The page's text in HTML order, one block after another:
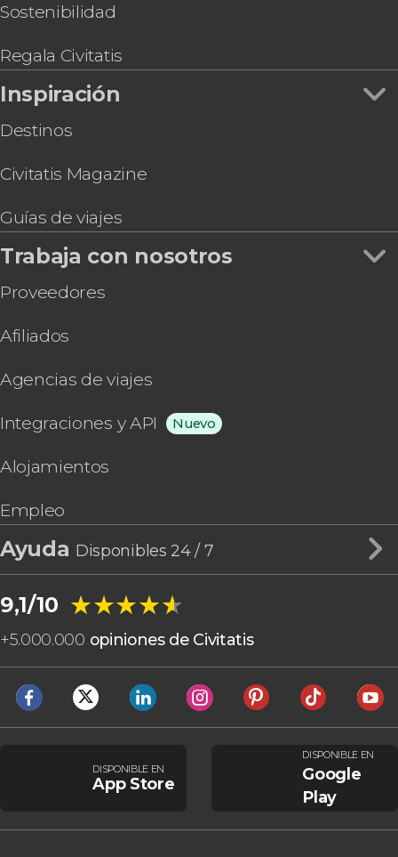
Sostenibilidad
Regala Civitatis
Inspiración
Destinos
Civitatis Magazine
Guías de viajes
Trabaja con nosotros
Proveedores
Afiliados
Agencias de viajes
Integraciones y API Nuevo
Alojamientos
Empleo
Ayuda Disponibles 24 / 7
9,1/10 ★★★★★
★★★★★
+5.000.000 opiniones de Civitatis
DISPONIBLE EN
App Store
DISPONIBLE EN
Google
Play